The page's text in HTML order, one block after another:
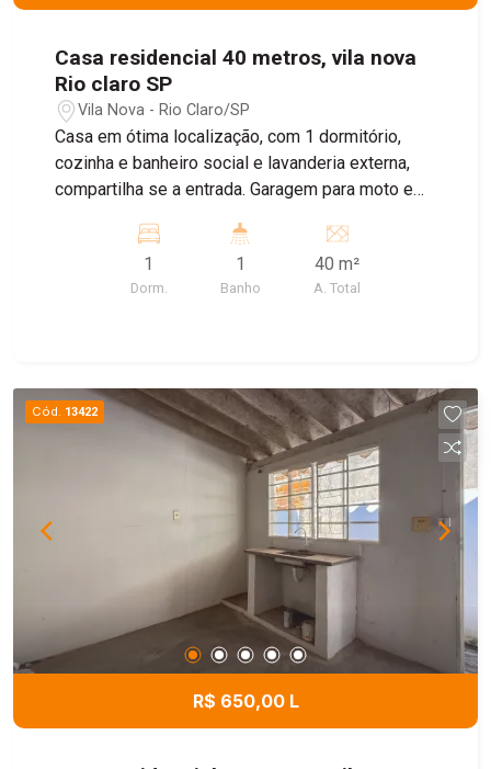
Casa residencial 40 metros, vila nova
Rio claro SP
Vila Nova - Rio Claro/SP
Casa em ótima localização, com 1 dormitório,
cozinha e banheiro social e lavanderia externa,
compartilha se a entrada. Garagem para moto e
1
Dorm.
1
Banho
40 m²
A. Total
Cód. 13422
R$ 650,00 L